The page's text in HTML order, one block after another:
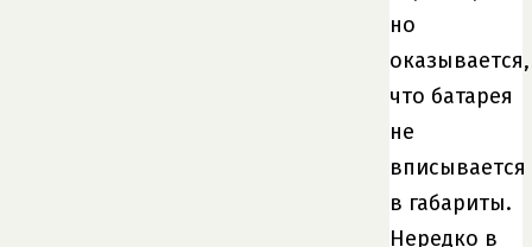
но
оказывается,
что батарея
не
вписывается
в габариты.
Нередко в